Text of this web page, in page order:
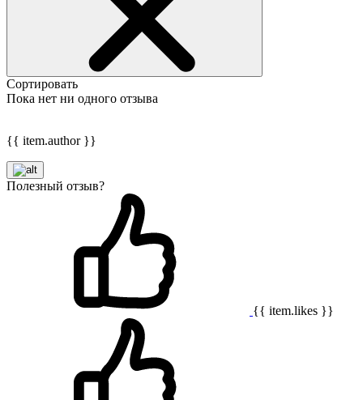
Сортировать
Пока нет ни одного отзыва
{{ item.author }}
Полезный отзыв?
{{ item.likes }}